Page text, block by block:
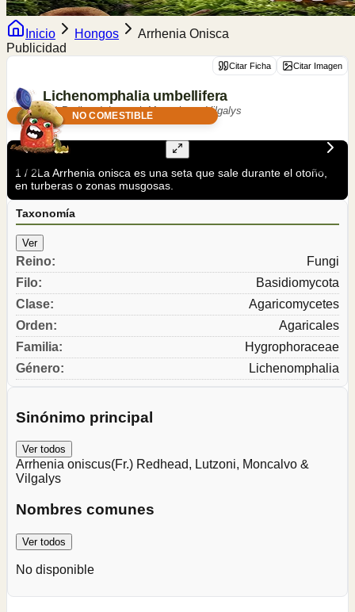
Inicio Hongos
Arrhenia Onisca
Publicidad
Citar Ficha Citar Imagen
Lichenomphalia umbellifera
(L.) Redhead, Lutzoni, Moncalvo & Vilgalys
NO COMESTIBLE
1 / 2La Arrhenia onisca es una seta que sale durante el otoño,
en turberas o zonas musgosas.
Taxonomía
Ver
Reino:
Fungi
Filo:
Basidiomycota
Clase:
Agaricomycetes
Orden:
Agaricales
Familia:
Hygrophoraceae
Género: Lichenomphalia
Sinónimo principal
Ver todos
Arrhenia oniscus(Fr.) Redhead, Lutzoni, Moncalvo &
Vilgalys
Nombres comunes
Ver todos
No disponible